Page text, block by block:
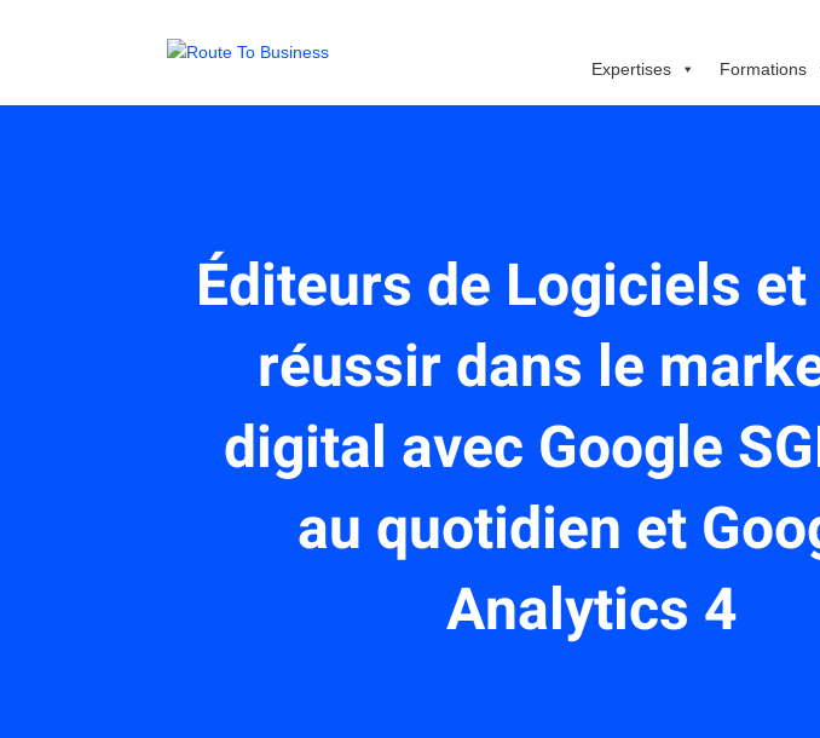
Expertises Formations
Éditeurs de Logiciels et
réussir dans le
digital avec Google
au quotidien et
Analytics 4